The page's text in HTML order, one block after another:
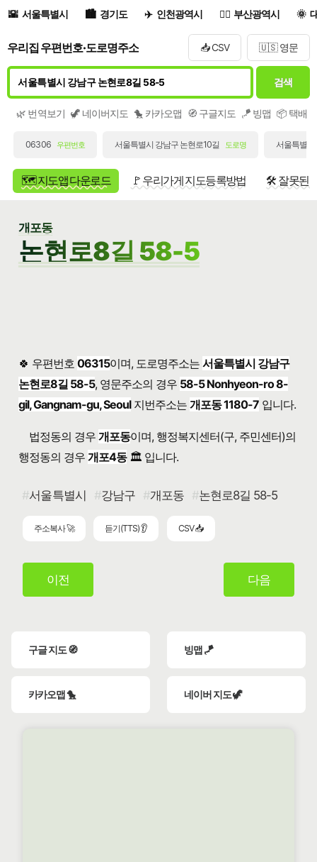
서울특별시 경기도 인천광역시 부산광역시
우리집 우편번호·도로명주소 📥 CSV 🇺🇸 영문
검색
🌿 번역보기 🦖 네이버지도 🐤 카카오맵 🧭 구글지도 🪁 빙맵 📦 택배/
06306 우편번호 서울특별시 강남구 논현로10길 도로명 서울특별
🗺️ 지도앱 다운로드 🚩 우리가게 지도등록방법 🛠️ 잘못된
개포동
논현로8길 58-5
🍀 우편번호 06315이며, 도로명주소는서울특별시 강남구
논현로8길 58-5, 영문주소의 경우 58-5 Nonhyeon-ro 8-
gil, Gangnam-gu, Seoul지번주소는개포동 1180-7 입니다.
법정동의 경우 개포동이며, 행정복지센터(구, 주민센터)의
행정동의 경우 개포4동🏛️ 입니다.
서울특별시 강남구 개포동 논현로8길 58-5
주소복사 🚀 듣기(TTS) 👂 CSV 📥
이전 다음
구글 지도 🧭 빙맵 🪁
카카오맵 🐤 네이버 지도 🦖